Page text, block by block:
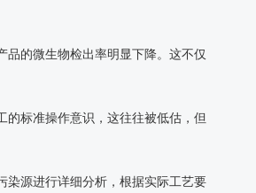
的微生物检出率明显下降。这不仅
的标准操作意识，这往往被低估，但
染源进行详细分析，根据实际工艺要